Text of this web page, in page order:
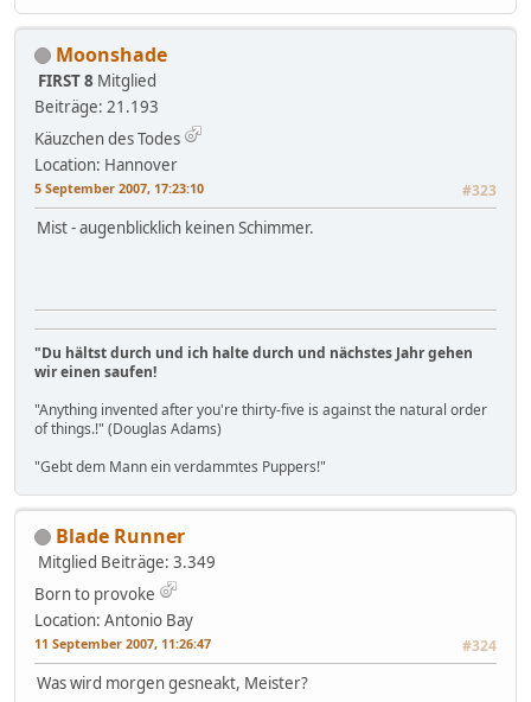
Moonshade
FIRST 8 Mitglied
Beiträge: 21.193
Käuzchen des Todes
Location: Hannover
5 September 2007, 17:23:10 #323
Mist - augenblicklich keinen Schimmer.
"Du hältst durch und ich halte durch und nächstes Jahr gehen
wir einen saufen!
"Anything invented after you're thirty-five is against the natural order
of things.!" (Douglas Adams)
"Gebt dem Mann ein verdammtes Puppers!"
Blade Runner
Mitglied Beiträge: 3.349
Born to provoke
Location: Antonio Bay
11 September 2007, 11:26:47 #324
Was wird morgen gesneakt, Meister?